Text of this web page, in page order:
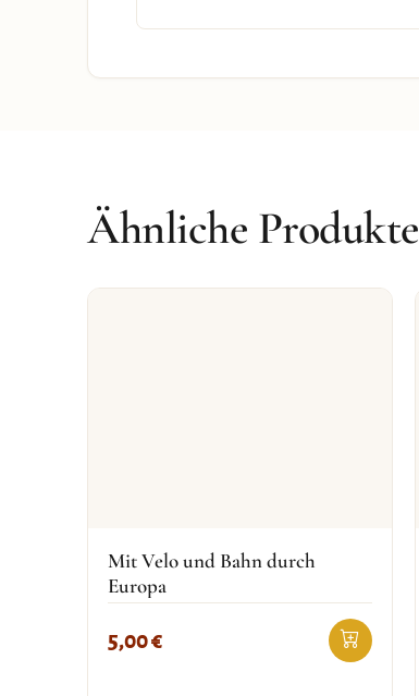
Ähnliche Produkte
Mit Velo und Bahn durch
Europa
5,00€